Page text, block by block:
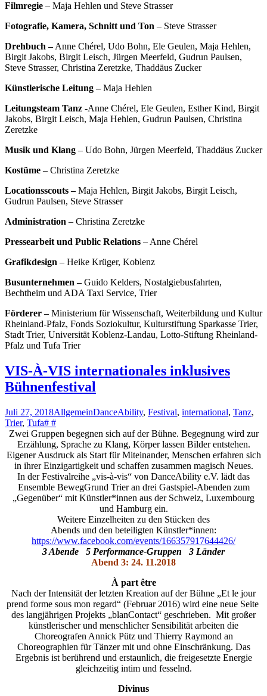
Filmregie – Maja Hehlen und Steve Strasser
Fotografie, Kamera, Schnitt und Ton – Steve Strasser
Drehbuch –Anne Chérel, Udo Bohn, Ele Geulen, Maja Hehlen,
Birgit Jakobs, Birgit Leisch, Jürgen Meerfeld, Gudrun Paulsen,
Steve Strasser, Christina Zeretzke, Thaddäus Zucker
Künstlerische Leitung –Maja Hehlen
Leitungsteam Tanz -Anne Chérel, Ele Geulen, Esther Kind, Birgit
Jakobs, Birgit Leisch, Maja Hehlen, Gudrun Paulsen, Christina
Zeretzke
Musik und Klang – Udo Bohn, Jürgen Meerfeld, Thaddäus Zucker
Kostüme – Christina Zeretzke
Locationsscouts –Maja Hehlen, Birgit Jakobs, Birgit Leisch,
Gudrun Paulsen, Steve Strasser
Administration – Christina Zeretzke
Pressearbeit und Public Relations – Anne Chérel
Grafikdesign – Heike Krüger, Koblenz
Busunternehmen –Guido Kelders, Nostalgiebusfahrten,
Bechtheim und ADA Taxi Service, Trier
Förderer –Ministerium für Wissenschaft, Weiterbildung und Kultur
Rheinland-Pfalz, Fonds Soziokultur, Kulturstiftung Sparkasse Trier,
Stadt Trier, Universität Koblenz-Landau, Lotto-Stiftung Rheinland-
Pfalz und Tufa Trier
VIS-À-VIS internationales inklusives
Bühnenfestival
Juli 27, 2018AllgemeinDanceAbility, Festival, international, Tanz,
Trier, Tufa# #
Zwei Gruppen begegnen sich auf der Bühne. Begegnung wird zur
Erzählung, Sprache zu Klang, Körper lassen Bilder entstehen.
Eigener Ausdruck als Start für Miteinander, Menschen erfahren sich
in ihrer Einzigartigkeit und schaffen zusammen magisch Neues.
In der Festivalreihe „vis-à-vis“ von DanceAbility e.V. lädt das
Ensemble BewegGrund Trier an drei Gastspiel-Abenden zum
„Gegenüber“ mit Künstler*innen aus der Schweiz, Luxembourg
und Hamburg ein.
Weitere Einzelheiten zu den Stücken des
Abends und den beteiligten Künstler*innen:
https://www.facebook.com/events/166357917644426/
3 Abende 5 Performance-Gruppen 3 Länder
Abend 3: 24. 11.2018
À part être
Nach der Intensität der letzten Kreation auf der Bühne „Et le jour
prend forme sous mon regard“ (Februar 2016) wird eine neue Seite
des langjährigen Projekts „blanContact“ geschrieben. Mit großer
künstlerischer und menschlicher Sensibilität arbeiten die
Choreografen Annick Pütz und Thierry Raymond an
Choreographien für Tänzer mit und ohne Einschränkung. Das
Ergebnis ist berührend und erstaunlich, die freigesetzte Energie
gleichzeitig intim und fesselnd.
Divinus